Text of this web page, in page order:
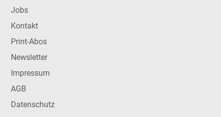
Jobs
Kontakt
Print-Abos
Newsletter
Impressum
AGB
Datenschutz